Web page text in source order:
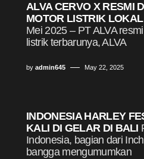
ALVA CERVO X RESMI
MOTOR LISTRIK
Mei 2025 – PT ALVA
listrik terbarunya, ALVA
by admin645 May 22, 2025
INDONESIA HARLEY
KALI DI GELAR DI BALI
Indonesia, bagian dari
bangga mengumumkan